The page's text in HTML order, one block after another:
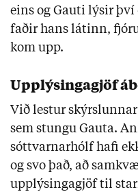
eins og Gauti lýsir
faðir hans látinn,
kom upp.
Upplýsingagjöf
Við lestur
sem stungu Gauta.
sóttvarnarhólf hafi
og svo það, að
upplýsingagjöf til